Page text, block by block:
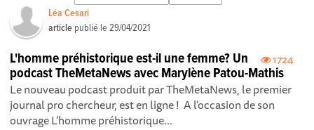
Léa Cesari
article publié le29/04/2021
1724
L'homme préhistorique est-il une femme? Un
podcast TheMetaNews avec Marylène Patou-Mathis
Le nouveau podcast produit par TheMetaNews, le premier
journal pro chercheur, est en ligne ! A l’occasion de son
ouvrage L’homme préhistorique...